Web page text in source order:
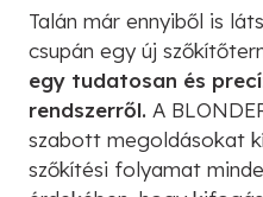
Talán már ennyiből is
csupán egy új
egy tudatosan és
rendszerről. A
szabott megoldásokat
szőkítési folyamat